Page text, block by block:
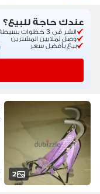
عندك حاجة للبيع؟
انشر في 3 خطوات بسيطة
وصل لملايين المشترين
بيع بأفضل سعر
2